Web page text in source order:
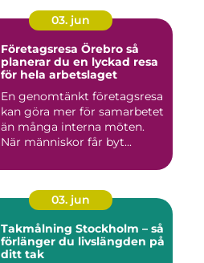
03. jun
Företagsresa Örebro så
planerar du en lyckad resa
för hela arbetslaget
En genomtänkt företagsresa
kan göra mer för samarbetet
än många interna möten.
När människor får byt...
03. jun
Takmålning Stockholm – så
förlänger du livslängden på
ditt tak